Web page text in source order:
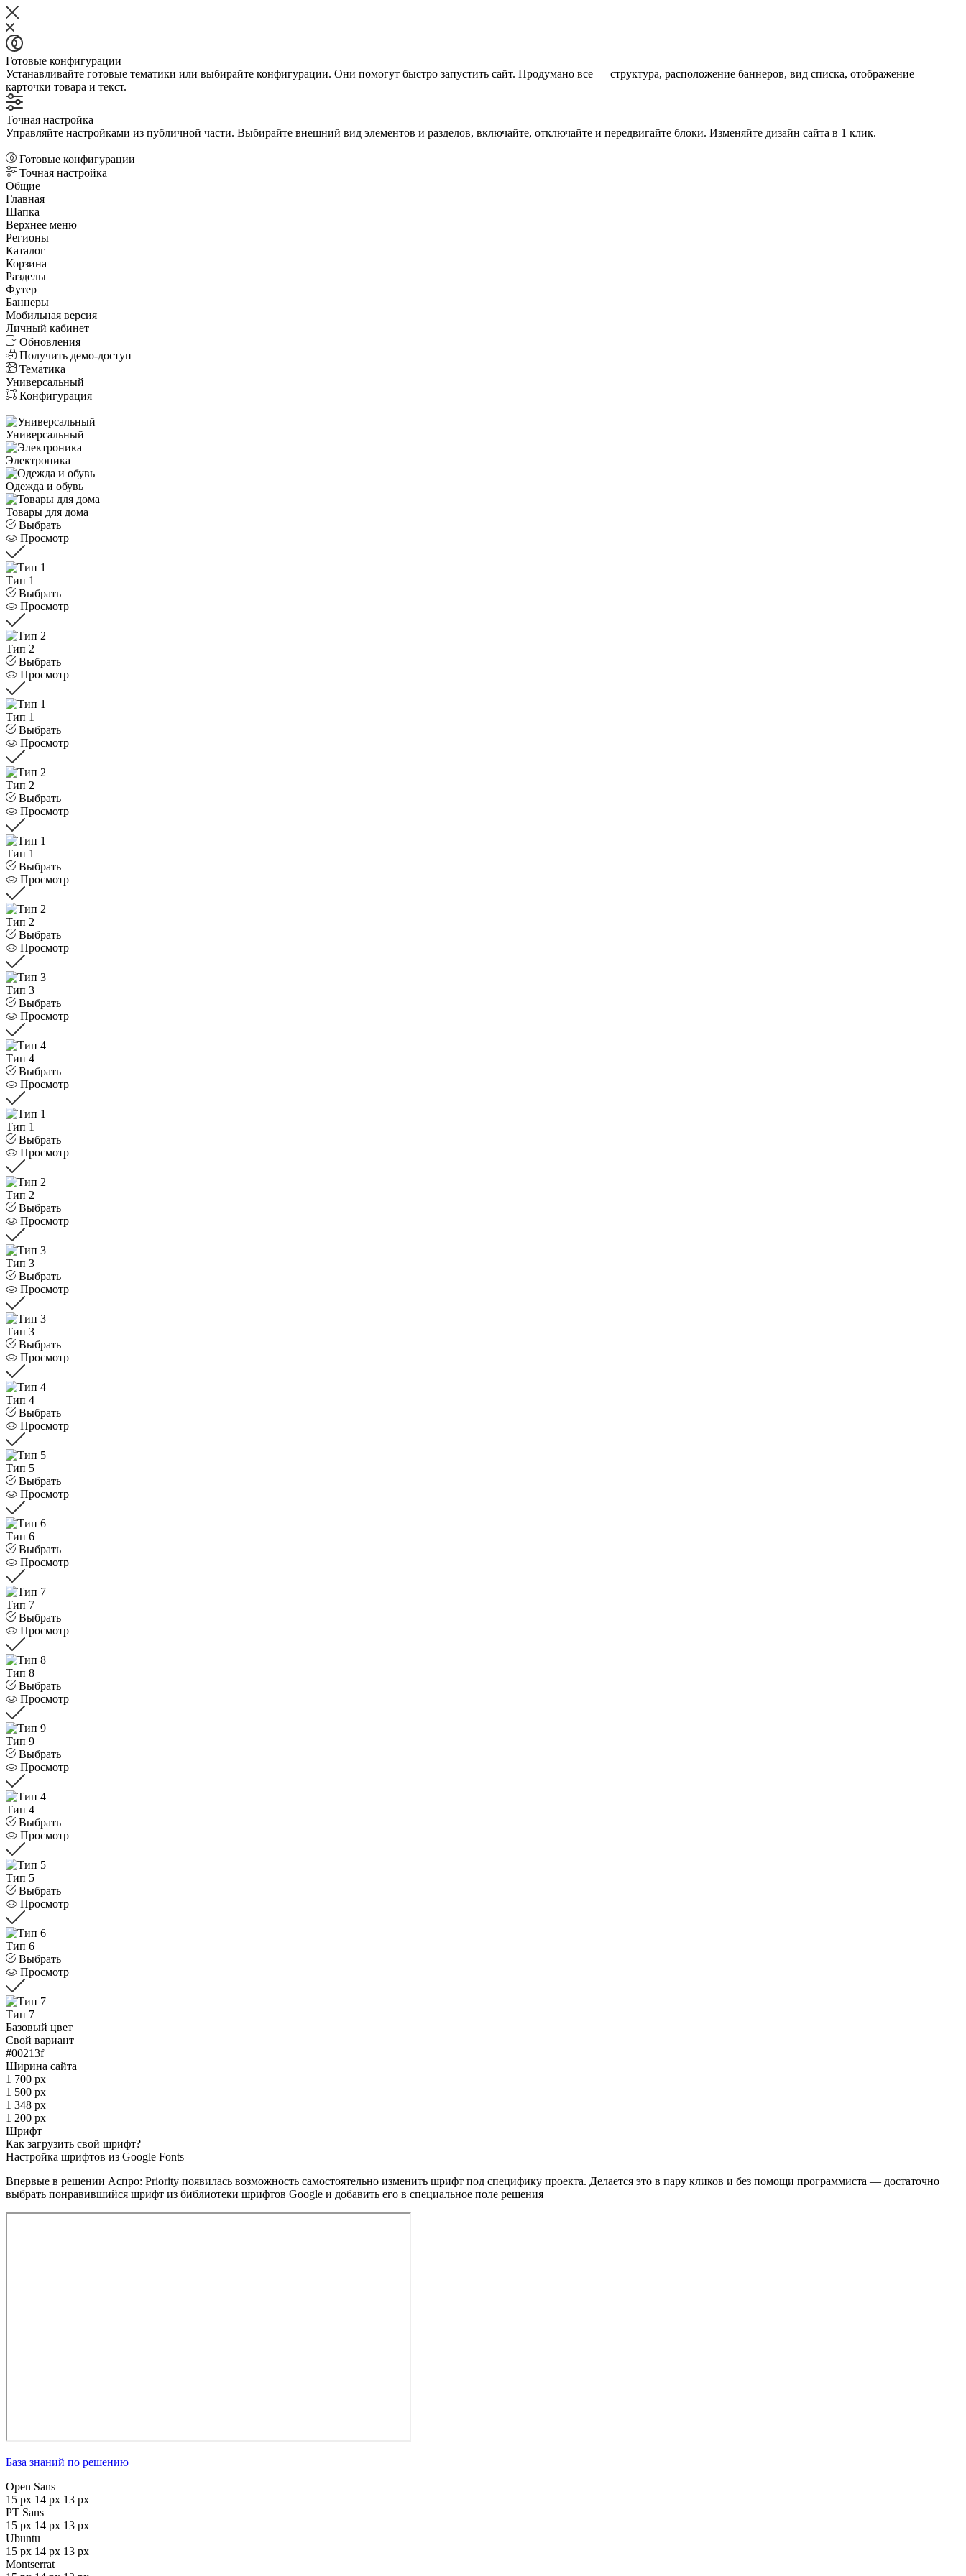
Готовые конфигурации
Устанавливайте готовые тематики или выбирайте конфигурации. Они помогут быстро запустить сайт. Продумано все — структура, расположение баннеров, вид списка, отображение
карточки товара и текст.
Точная настройка
Управляйте настройками из публичной части. Выбирайте внешний вид элементов и разделов, включайте, отключайте и передвигайте блоки. Изменяйте дизайн сайта в 1 клик.
Готовые конфигурации
Точная настройка
Общие
Главная
Шапка
Верхнее меню
Регионы
Каталог
Корзина
Разделы
Футер
Баннеры
Мобильная версия
Личный кабинет
Обновления
Получить демо-доступ
Тематика
Универсальный
Конфигурация
—
Универсальный
Электроника
Одежда и обувь
Товары для дома
Выбрать
Просмотр
Тип 1
Выбрать
Просмотр
Тип 2
Выбрать
Просмотр
Тип 1
Выбрать
Просмотр
Тип 2
Выбрать
Просмотр
Тип 1
Выбрать
Просмотр
Тип 2
Выбрать
Просмотр
Тип 3
Выбрать
Просмотр
Тип 4
Выбрать
Просмотр
Тип 1
Выбрать
Просмотр
Тип 2
Выбрать
Просмотр
Тип 3
Выбрать
Просмотр
Тип 3
Выбрать
Просмотр
Тип 4
Выбрать
Просмотр
Тип 5
Выбрать
Просмотр
Тип 6
Выбрать
Просмотр
Тип 7
Выбрать
Просмотр
Тип 8
Выбрать
Просмотр
Тип 9
Выбрать
Просмотр
Тип 4
Выбрать
Просмотр
Тип 5
Выбрать
Просмотр
Тип 6
Выбрать
Просмотр
Тип 7
Базовый цвет
Свой вариант
#00213f
Ширина сайта
1 700 px
1 500 px
1 348 px
1 200 px
Шрифт
Как загрузить свой шрифт?
Настройка шрифтов из Google Fonts
Впервые в решении Аспро: Priority появилась возможность самостоятельно изменить шрифт под специфику проекта. Делается это в пару кликов и без помощи программиста — достаточно
выбрать понравившийся шрифт из библиотеки шрифтов Google и добавить его в специальное поле решения
База знаний по решению
Open Sans
15 px 14 px 13 px
PT Sans
15 px 14 px 13 px
Ubuntu
15 px 14 px 13 px
Montserrat